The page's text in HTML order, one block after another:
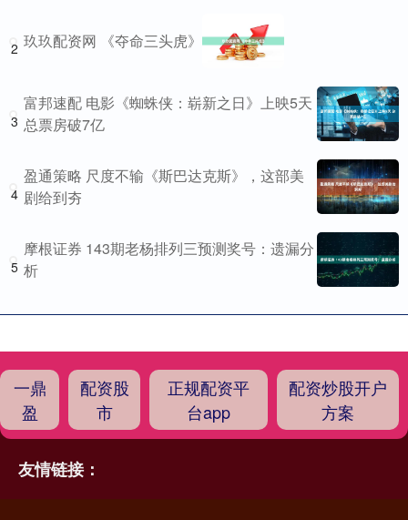
2 玖玖配资网 《夺命三头虎》
3
富邦速配 电影《蜘蛛侠：崭新之日》上映5天
总票房破7亿
4
盈通策略 尺度不输《斯巴达克斯》，这部美
剧给到夯
5
摩根证券 143期老杨排列三预测奖号：遗漏分
析
一鼎
盈
配资股
市
正规配资平
台app
配资炒股开户
方案
友情链接：